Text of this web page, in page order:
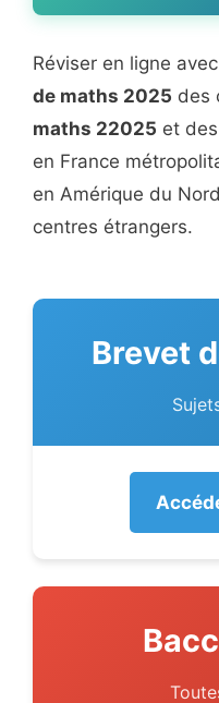
Réviser en ligne
de maths 2025 des
maths 22025 et
en France
en Amérique du
centres étrangers.
Brevet